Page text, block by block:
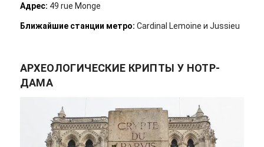
Адрес: 49 rue Monge
Ближайшие станции метро: Cardinal Lemoine и Jussieu
АРХЕОЛОГИЧЕСКИЕ КРИПТЫ У НОТР-
ДАМА